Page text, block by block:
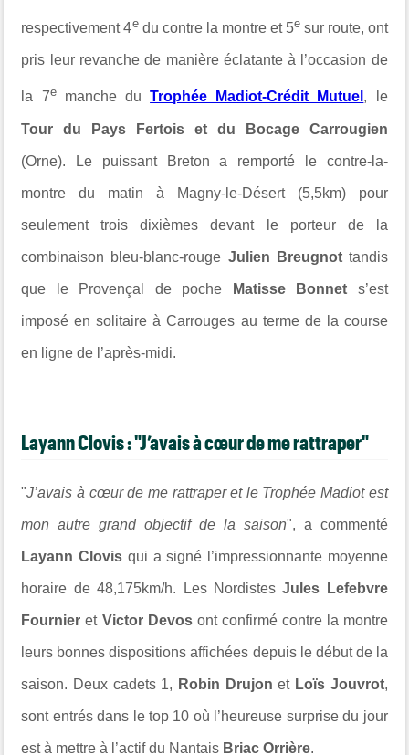
respectivement 4edu contre la montre et 5esur route, ont
pris leur revanche de manière éclatante à l’occasion de
la 7emanche duTrophée Madiot-Crédit Mutuel , le
Tour du Pays Fertois et du Bocage Carrougien
(Orne). Le puissant Breton a remporté le contre-la-
montre du matin à Magny-le-Désert (5,5km) pour
seulement trois dixièmes devant le porteur de la
combinaison bleu-blanc-rouge Julien Breugnottandis
que le Provençal de poche Matisse Bonnet s’est
imposé en solitaire à Carrouges au terme de la course
en ligne de l’après-midi.
Layann Clovis : "J’avais à cœur de me rattraper"
"J’avais à cœur de me rattraper et le Trophée Madiot est
mon autre grand objectif de la saison", a commenté
Layann Clovis qui a signé l’impressionnante moyenne
horaire de 48,175km/h. Les NordistesJules Lefebvre
Fournier et Victor Devosont confirmé contre la montre
leurs bonnes dispositions affichées depuis le début de la
saison. Deux cadets 1, Robin Drujon et Loïs Jouvrot,
sont entrés dans le top 10 où l’heureuse surprise du jour
est à mettre à l’actif du Nantais Briac Orrière.